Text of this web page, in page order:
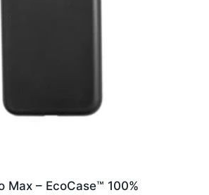
Max – EcoCase™ 100%